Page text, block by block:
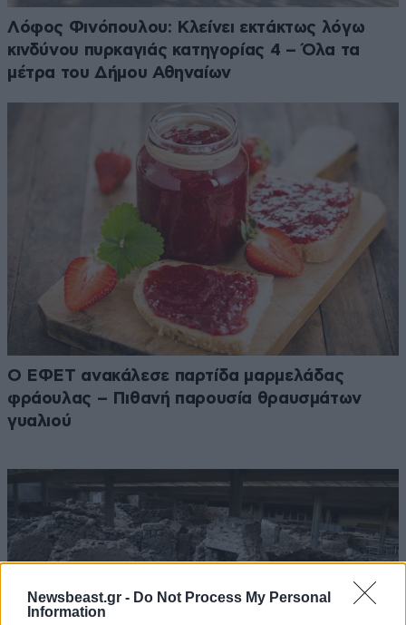
Newsbeast.gr - Do Not Process My Personal
Information
Λόφος Φινόπουλου: Κλείνει εκτάκτως λόγω
κινδύνου πυρκαγιάς κατηγορίας 4 – Όλα τα
μέτρα του Δήμου Αθηναίων
Ο ΕΦΕΤ ανακάλεσε παρτίδα μαρμελάδας
φράουλας – Πιθανή παρουσία θραυσμάτων
γυαλιού